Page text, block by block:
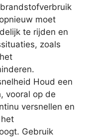
moet
te rijden en
zoals
Houd een
vooral op de
versnellen en
Gebruik